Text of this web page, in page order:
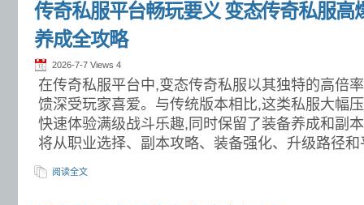
传奇私服平台畅玩要义 变态传奇私服高
养成全攻略
2026-7-7 Views 4
在传奇私服平台中,变态传奇私服以其独特的高倍
馈深受玩家喜爱。与传统版本相比,这类私服大幅
快速体验满级战斗乐趣,同时保留了装备养成和副
将从职业选择、副本攻略、装备强化、升级路径和
阅读全文